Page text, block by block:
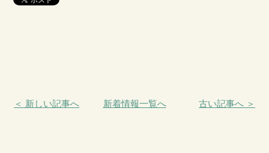
＜ 新しい記事へ 新着情報一覧へ 古い記事へ ＞